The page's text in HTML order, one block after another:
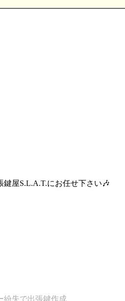
屋S.L.A.T.にお任せ下さい🎶
紛失で出張鍵作成